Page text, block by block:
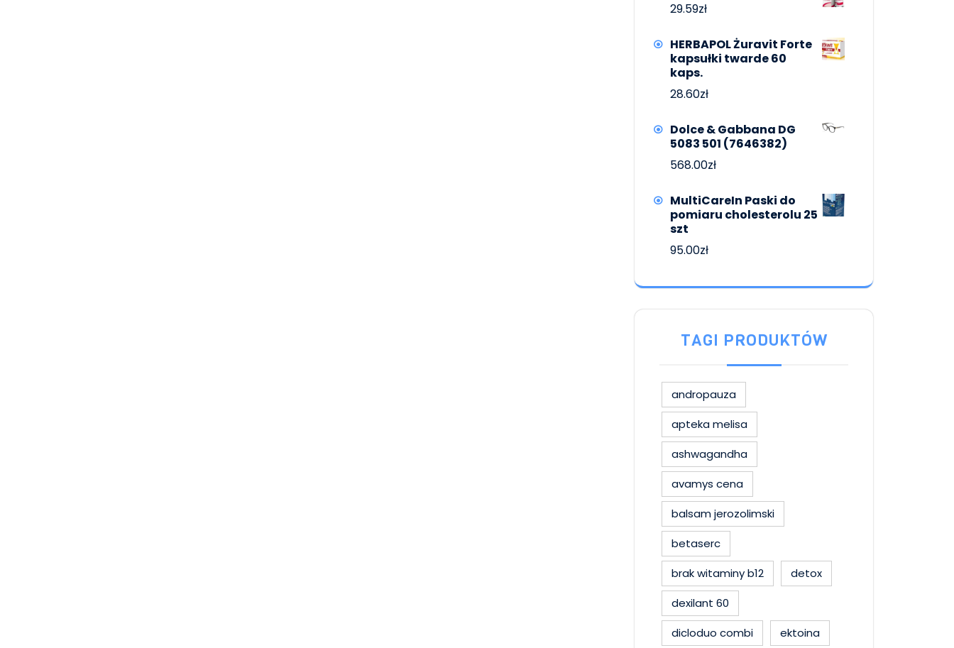
29.59zł
HERBAPOL Żuravit Forte
kapsułki twarde 60
kaps.
28.60zł
Dolce & Gabbana DG
5083 501 (7646382)
568.00zł
MultiCareIn Paski do
pomiaru cholesterolu 25
szt
95.00zł
TAGI PRODUKTÓW
andropauza
apteka melisa
ashwagandha
avamys cena
balsam jerozolimski
betaserc
brak witaminy b12
detox
dexilant 60
dicloduo combi
ektoina